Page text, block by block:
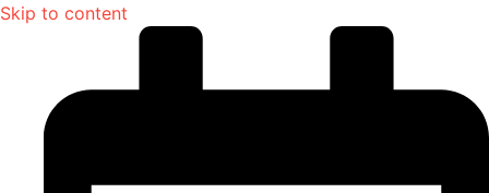
Skip to content